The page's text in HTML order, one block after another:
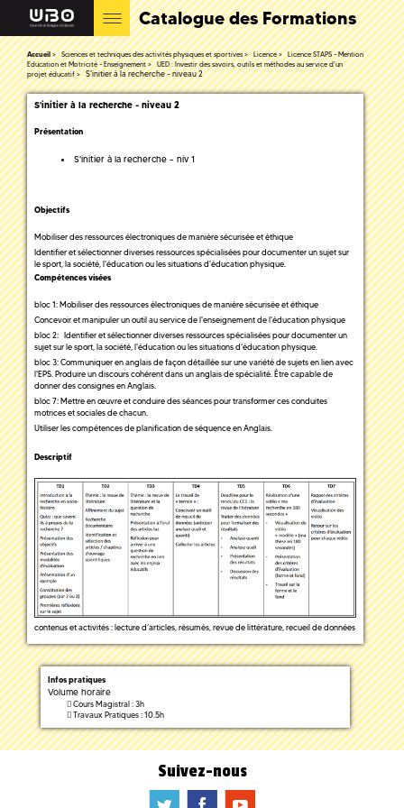
Catalogue des Formations
Accueil Sciences et techniques des activités physiques et sportives Licence
Licence STAPS - Mention
Education et Motricité - Enseignement
UED : Investir des savoirs, outils et méthodes au service d'un
projet éducatif
S'initier à la recherche - niveau 2
S'initier à la recherche - niveau 2
Présentation
S'initier à la recherche - niv 1
Objectifs
Mobiliser des ressources électroniques de manière sécurisée et éthique
Identifier et sélectionner diverses ressources spécialisées pour documenter un sujet sur
le sport, la société, l'éducation ou les situations d'éducation physique.
Compétences visées
bloc 1: Mobiliser des ressources électroniques de manière sécurisée et éthique
Concevoir et manipuler un outil au service de l'enseignement de l'éducation physique
bloc 2: Identifier et sélectionner diverses ressources spécialisées pour documenter un
sujet sur le sport, la société, l'éducation ou les situations d'éducation physique.
bloc 3: Communiquer en anglais de façon détaillée sur une variété de sujets en lien avec
l'EPS. Produire un discours cohérent dans un anglais de spécialité. Être capable de
donner des consignes en Anglais.
bloc 7: Mettre en œuvre et conduire des séances pour transformer ces conduites
motrices et sociales de chacun.
Utiliser les compétences de planification de séquence en Anglais.
Descriptif
contenus et activités : lecture d’articles, résumés, revue de littérature, recueil de données
Infos pratiques
Volume horaire
Cours Magistral : 3h
Travaux Pratiques : 10.5h
Suivez-nous